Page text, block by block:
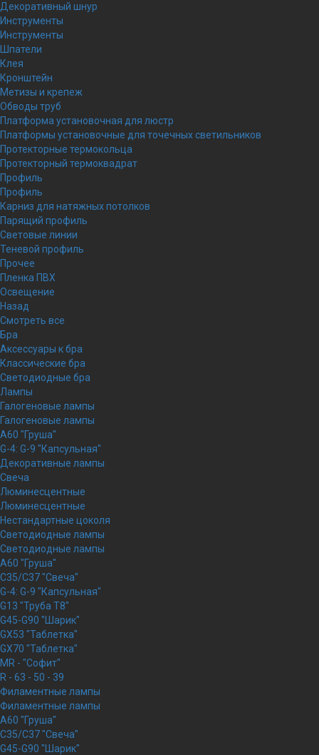
Декоративный шнур
Инструменты
Инструменты
Шпатели
Клея
Кронштейн
Метизы и крепеж
Обводы труб
Платформа установочная для люстр
Платформы установочные для точечных светильников
Протекторные термокольца
Протекторный термоквадрат
Профиль
Профиль
Карниз для натяжных потолков
Парящий профиль
Световые линии
Теневой профиль
Прочее
Пленка ПВХ
Освещение
Назад
Смотреть все
Бра
Аксессуары к бра
Классические бра
Светодиодные бра
Лампы
Галогеновые лампы
Галогеновые лампы
A60 "Груша"
G-4: G-9 "Капсульная"
Декоративные лампы
Свеча
Люминесцентные
Люминесцентные
Нестандартные цоколя
Светодиодные лампы
Светодиодные лампы
A60 "Груша"
C35/C37 "Свеча"
G-4: G-9 "Капсульная"
G13 "Труба Т8"
G45-G90 "Шарик"
GX53 "Таблетка"
GX70 "Таблетка"
MR - "Софит"
R - 63 - 50 - 39
Филаментные лампы
Филаментные лампы
A60 "Груша"
C35/C37 "Свеча"
G45-G90 "Шарик"